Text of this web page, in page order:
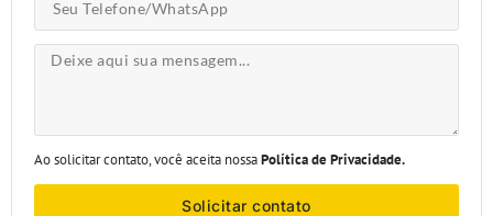
Ao solicitar contato, você aceita nossaPolítica de Privacidade.
Solicitar contato